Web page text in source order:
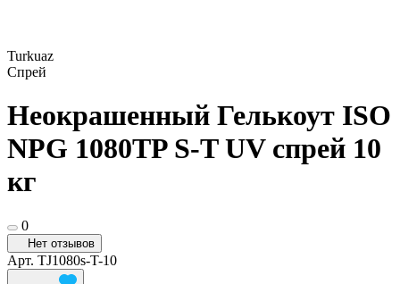
Turkuaz
Спрей
Неокрашенный Гелькоут ISO
NPG 1080TP S-T UV спрей 10
кг
0
Нет отзывов
Арт. TJ1080s-T-10